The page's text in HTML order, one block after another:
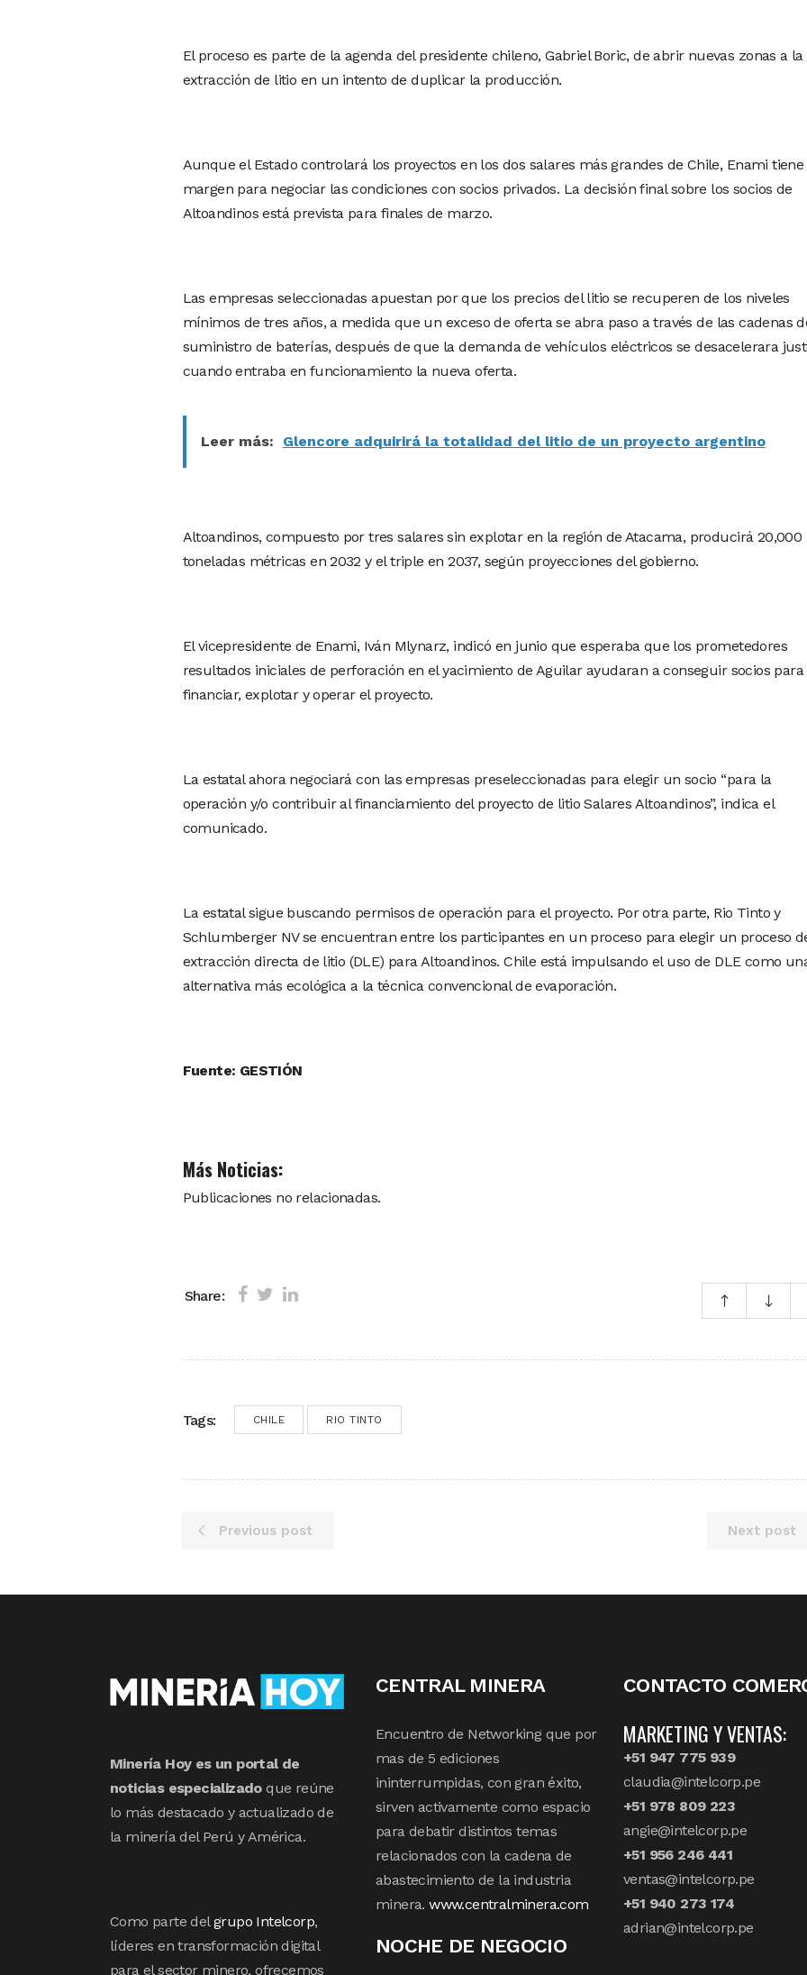
El proceso es parte de la agenda del presidente chileno, Gabriel Boric, de abrir nuevas zonas a la
extracción de litio en un intento de duplicar la producción.
Aunque el Estado controlará los proyectos en los dos salares más grandes de Chile, Enami tiene
margen para negociar las condiciones con socios privados. La decisión final sobre los socios de
Altoandinos está prevista para finales de marzo.
Las empresas seleccionadas apuestan por que los precios del litio se recuperen de los niveles
mínimos de tres años, a medida que un exceso de oferta se abra paso a través de las cadenas
suministro de baterías, después de que la demanda de vehículos eléctricos se desacelerara
cuando entraba en funcionamiento la nueva oferta.
Leer más: Glencore adquirirá la totalidad del litio de un proyecto argentino
Altoandinos, compuesto por tres salares sin explotar en la región de Atacama, producirá 20,000
toneladas métricas en 2032 y el triple en 2037, según proyecciones del gobierno.
El vicepresidente de Enami, Iván Mlynarz, indicó en junio que esperaba que los prometedores
resultados iniciales de perforación en el yacimiento de Aguilar ayudaran a conseguir socios para
financiar, explotar y operar el proyecto.
La estatal ahora negociará con las empresas preseleccionadas para elegir un socio “para la
operación y/o contribuir al financiamiento del proyecto de litio Salares Altoandinos”, indica el
comunicado.
La estatal sigue buscando permisos de operación para el proyecto. Por otra parte, Rio Tinto y
Schlumberger NV se encuentran entre los participantes en un proceso para elegir un proceso
extracción directa de litio (DLE) para Altoandinos. Chile está impulsando el uso de DLE como
alternativa más ecológica a la técnica convencional de evaporación.
Fuente: GESTIÓN
Más Noticias:
Publicaciones no relacionadas.
Share:
Tags: CHILE RIO TINTO
Previous post Next post
Minería Hoy es un portal de
noticias especializadoque reúne
lo más destacado y actualizado de
la minería del Perú y América.
Como parte delgrupo Intelcorp,
líderes en transformación digital
para el sector minero, ofrecemos
CENTRAL MINERA
Encuentro de Networking que por
mas de 5 ediciones
ininterrumpidas, con gran éxito,
sirven activamente como espacio
para debatir distintos temas
relacionados con la cadena de
abastecimiento de la industria
minera.www.centralminera.com
NOCHE DE NEGOCIO
CONTACTO
MARKETING Y VENTAS:
+51 947 775 939
claudia@intelcorp.pe
+51 978 809 223
angie@intelcorp.pe
+51 956 246 441
ventas@intelcorp.pe
+51 940 273 174
adrian@intelcorp.pe